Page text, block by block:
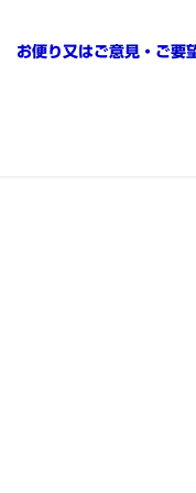
お便り又はご意見・ご要